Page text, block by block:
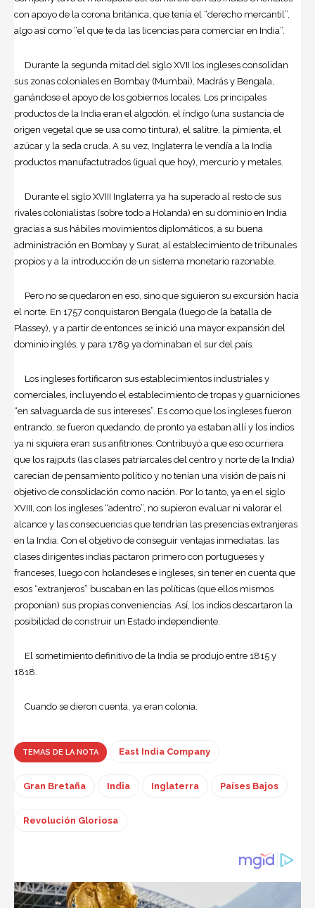
con apoyo de la corona británica, que tenía el “derecho mercantil”,
algo así como “el que te da las licencias para comerciar en India”.
Durante la segunda mitad del siglo XVII los ingleses consolidan
sus zonas coloniales en Bombay (Mumbai), Madrás y Bengala,
ganándose el apoyo de los gobiernos locales. Los principales
productos de la India eran el algodón, el índigo (una sustancia de
origen vegetal que se usa como tintura), el salitre, la pimienta, el
azúcar y la seda cruda. A su vez, Inglaterra le vendía a la India
productos manufactutrados (igual que hoy), mercurio y metales.
Durante el siglo XVIII Inglaterra ya ha superado al resto de sus
rivales colonialistas (sobre todo a Holanda) en su dominio en India
gracias a sus hábiles movimientos diplomáticos, a su buena
administración en Bombay y Surat, al establecimiento de tribunales
propios y a la introducción de un sistema monetario razonable.
Pero no se quedaron en eso, sino que siguieron su excursión hacia
el norte. En 1757 conquistaron Bengala (luego de la batalla de
Plassey), y a partir de entonces se inició una mayor expansión del
dominio inglés, y para 1789 ya dominaban el sur del país.
Los ingleses fortificaron sus establecimientos industriales y
comerciales, incluyendo el establecimiento de tropas y guarniciones
“en salvaguarda de sus intereses”. Es como que los ingleses fueron
entrando, se fueron quedando, de pronto ya estaban allí y los indios
ya ni siquiera eran sus anfitriones. Contribuyó a que eso ocurriera
que los rajputs (las clases patriarcales del centro y norte de la India)
carecían de pensamiento político y no tenían una visión de país ni
objetivo de consolidación como nación. Por lo tanto, ya en el siglo
XVIII, con los ingleses “adentro”, no supieron evaluar ni valorar el
alcance y las consecuencias que tendrían las presencias extranjeras
en la India. Con el objetivo de conseguir ventajas inmediatas, las
clases dirigentes indias pactaron primero con portugueses y
franceses, luego con holandeses e ingleses, sin tener en cuenta que
esos “extranjeros” buscaban en las políticas (que ellos mismos
proponían) sus propias conveniencias. Así, los indios descartaron la
posibilidad de construir un Estado independiente.
El sometimiento definitivo de la India se produjo entre 1815 y
1818.
Cuando se dieron cuenta, ya eran colonia.
TEMAS DE LA NOTA East India Company
Gran Bretaña India Inglaterra Países Bajos
Revolución Gloriosa